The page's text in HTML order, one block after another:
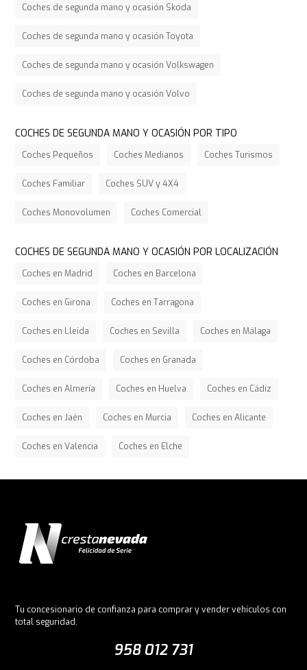
Coches de segunda mano y ocasión Skoda
Coches de segunda mano y ocasión Toyota
Coches de segunda mano y ocasión Volkswagen
Coches de segunda mano y ocasión Volvo
COCHES DE SEGUNDA MANO Y OCASIÓN POR TIPO
Coches Pequeños Coches Medianos Coches Turismos
Coches Familiar Coches SUV y 4X4
Coches Monovolumen Coches Comercial
COCHES DE SEGUNDA MANO Y OCASIÓN POR LOCALIZACIÓN
Coches en Madrid Coches en Barcelona
Coches en Girona Coches en Tarragona
Coches en Lleida Coches en Sevilla Coches en Málaga
Coches en Córdoba Coches en Granada
Coches en Almería Coches en Huelva Coches en Cádiz
Coches en Jaén Coches en Murcia Coches en Alicante
Coches en Valencia Coches en Elche
Tu concesionario de confianza para comprar y vender vehículos con
total seguridad.
958 012 731